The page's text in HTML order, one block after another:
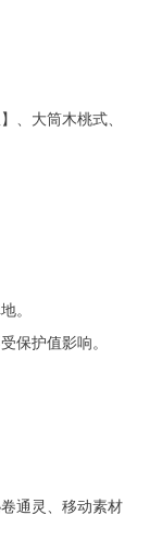
、大筒木桃式、
。
保护值影响。
通灵、移动素材